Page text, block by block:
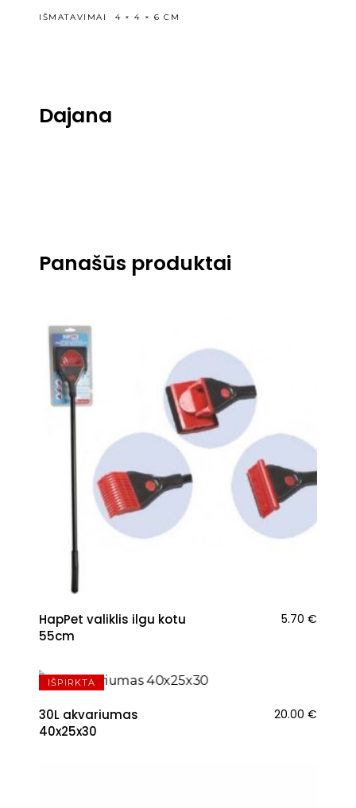
IŠMATAVIMAI
4 × 4 × 6 CM
Dajana
Panašūs produktai
HapPet valiklis ilgu kotu
55cm
5.70 €
IŠPIRKTA
30L akvariumas
40x25x30
20.00 €